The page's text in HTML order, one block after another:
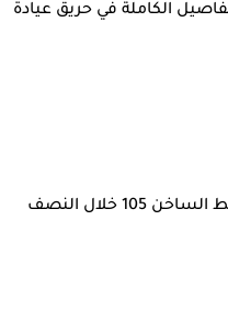
الكاملة في حريق عيادة
الصحة: ارتفاع الإقبال على الخط الساخن 105 خلال النصف